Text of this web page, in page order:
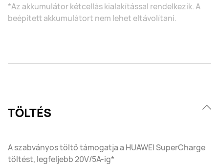
*Az akkumulátor kétcellás kialakítással rendelkezik. A
beépített akkumulátort nem lehet eltávolítani.
TÖLTÉS
A szabványos töltő támogatja a HUAWEI SuperCharge
töltést, legfeljebb 20V/5A-ig*